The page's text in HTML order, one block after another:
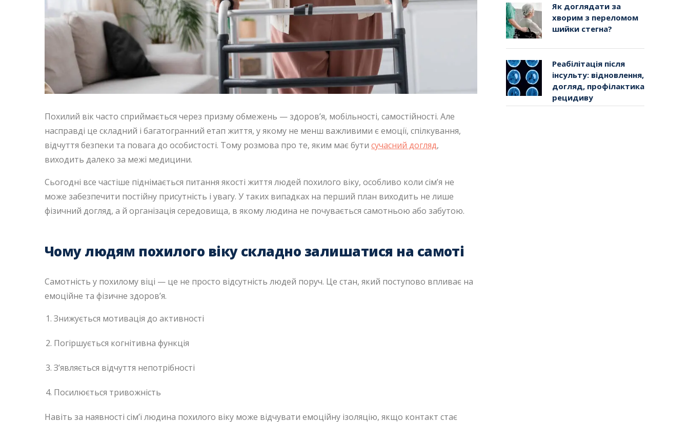
Похилий вік часто сприймається через призму обмежень — здоров’я, мобільності, самостійності. Але
насправді це складний і багатогранний етап життя, у якому не менш важливими є емоції, спілкування,
відчуття безпеки та повага до особистості. Тому розмова про те, яким має бути сучасний догляд,
виходить далеко за межі медицини.
Сьогодні все частіше піднімається питання якості життя людей похилого віку, особливо коли сім’я не
може забезпечити постійну присутність і увагу. У таких випадках на перший план виходить не лише
фізичний догляд, а й організація середовища, в якому людина не почувається самотньою або забутою.
Чому людям похилого віку складно залишатися на самоті
Самотність у похилому віці — це не просто відсутність людей поруч. Це стан, який поступово впливає на
емоційне та фізичне здоров’я.
Знижується мотивація до активності
Погіршується когнітивна функція
З’являється відчуття непотрібності
Посилюється тривожність
Навіть за наявності сім’ї людина похилого віку може відчувати емоційну ізоляцію, якщо контакт стає
Як доглядати за
хворим з переломом
шийки стегна?
Реабілітація після
інсульту: відновлення,
догляд, профілактика
рецидиву